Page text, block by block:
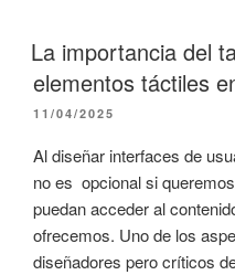
La importancia del
elementos táctiles
PUBLICADO
11/04/2025
Al diseñar interfaces de
no es opcional si
puedan acceder al
ofrecemos. Uno de los
diseñadores pero críticos